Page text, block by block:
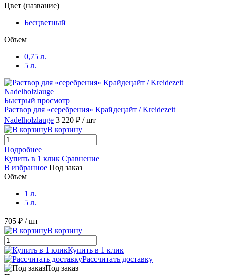
Цвет (название)
Бесцветный
Объем
0,75 л.
5 л.
Быстрый просмотр
Раствор для «серебрения» Крайдецайт / Kreidezeit
Nadelholzlauge 3 220 ₽ / шт
В корзину
Подробнее
Купить в 1 клик Сравнение
В избранное Под заказ
Объем
1 л.
5 л.
705 ₽ / шт
В корзину
Купить в 1 клик
Рассчитать доставку
Под заказ